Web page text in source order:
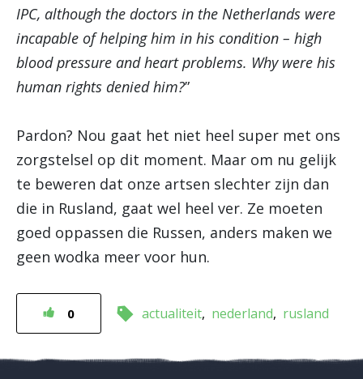
IPC, although the doctors in the Netherlands were
incapable of helping him in his condition – high
blood pressure and heart problems. Why were his
human rights denied him?”
Pardon? Nou gaat het niet heel super met ons
zorgstelsel op dit moment. Maar om nu gelijk
te beweren dat onze artsen slechter zijn dan
die in Rusland, gaat wel heel ver. Ze moeten
goed oppassen die Russen, anders maken we
geen wodka meer voor hun.
0 actualiteit nederland rusland